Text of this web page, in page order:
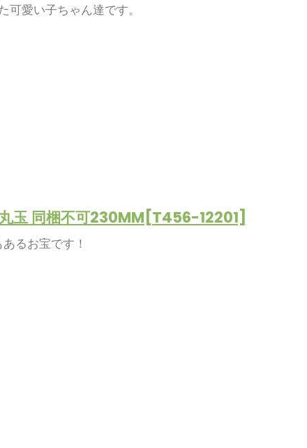
愛い子ちゃん達です。
玉 同梱不可230MM[T456-12201]
るお宝です！